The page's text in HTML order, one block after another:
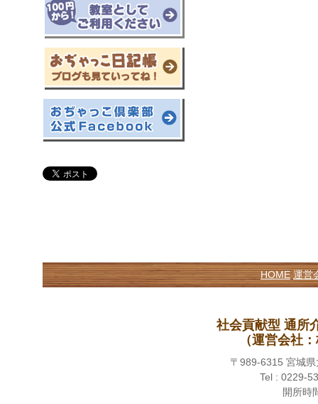
HOME 運営
社会貢献型 通所
（運営会社
〒989-6315 宮城
Tel : 0229-
開所時